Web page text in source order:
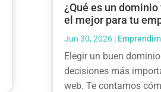
¿Qué es un
el mejor para tu
Jun 30, 2026|
Elegir un buen
decisiones más
web. Te contamos